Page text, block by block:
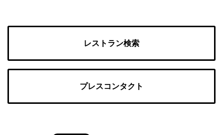
レストラン検索
プレスコンタクト